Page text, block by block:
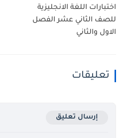
اختبارات اللغة الانجليزية
للصف الثاني عشر الفصل
الاول والثاني
تعليقات
إرسال تعليق